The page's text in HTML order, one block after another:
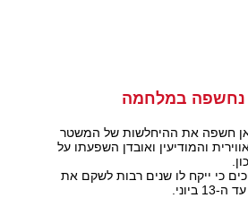
נחשפה במלחמה
חשפה את ההיחלשות של המשטר
והמודיעין ואובדן השפעתו על
כי ייקח לו שנים רבות לשקם את
ביוני.